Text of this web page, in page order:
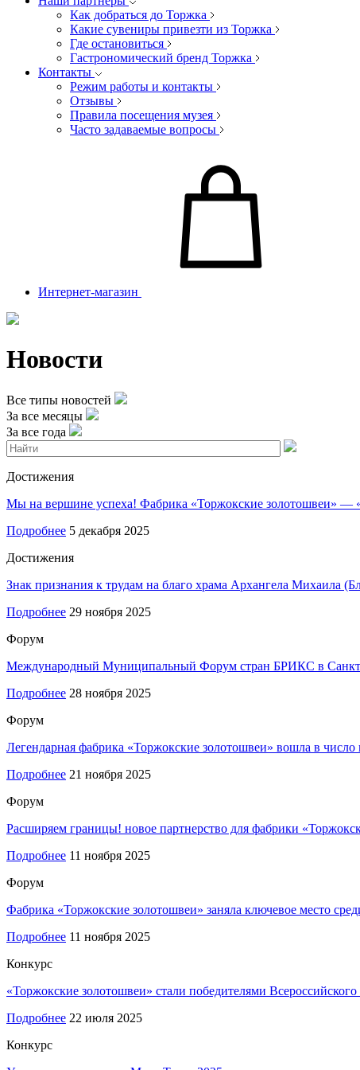
Как добраться до Торжка
Какие сувениры привезти из Торжка
Где остановиться
Гастрономический бренд Торжка
Контакты
Режим работы и контакты
Отзывы
Правила посещения музея
Часто задаваемые вопросы
Интернет-магазин
Новости
Все типы новостей
За все месяцы
За все года
Достижения
Мы на вершине успеха! Фабрика «Торжокские золотошвеи» —
Подробнее 5 декабря 2025
Достижения
Знак признания к трудам на благо храма Архангела Михаила
Подробнее 29 ноября 2025
Форум
Международный Муниципальный Форум стран БРИКС в
Подробнее 28 ноября 2025
Форум
Легендарная фабрика «Торжокские золотошвеи» вошла в
Подробнее 21 ноября 2025
Форум
Расширяем границы! новое партнерство для фабрики
Подробнее 11 ноября 2025
Форум
Фабрика «Торжокские золотошвеи» заняла ключевое место
Подробнее 11 ноября 2025
Конкурс
«Торжокские золотошвеи» стали победителями
Подробнее 22 июля 2025
Конкурс